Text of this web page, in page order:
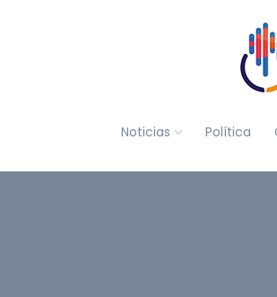
Noticias Política